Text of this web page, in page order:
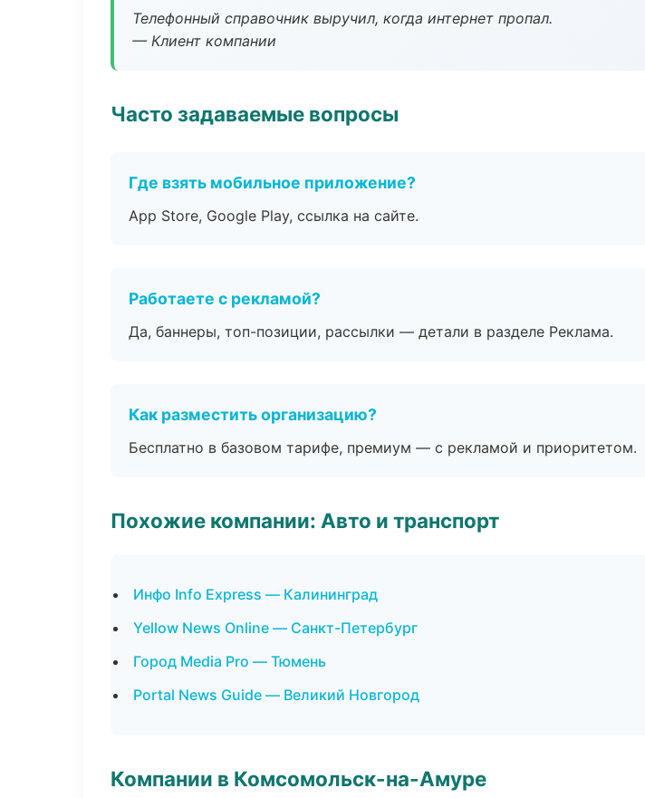
Телефонный справочник выручил, когда интернет пропал.
— Клиент компании
Часто задаваемые вопросы
Где взять мобильное приложение?
App Store, Google Play, ссылка на сайте.
Работаете с рекламой?
Да, баннеры, топ-позиции, рассылки — детали в разделе Реклама.
Как разместить организацию?
Бесплатно в базовом тарифе, премиум — с рекламой и приоритетом.
Похожие компании: Авто и транспорт
Инфо Info Express — Калининград
Yellow News Online — Санкт-Петербург
Город Media Pro — Тюмень
Portal News Guide — Великий Новгород
Компании в Комсомольск-на-Амуре